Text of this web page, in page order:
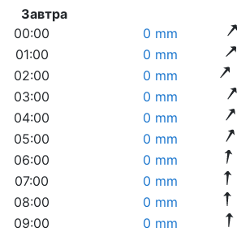
Завтра
00:00
0 mm
01:00
0 mm
02:00
0 mm
03:00
0 mm
04:00
0 mm
05:00
0 mm
06:00
0 mm
07:00
0 mm
08:00
0 mm
09:00
0 mm